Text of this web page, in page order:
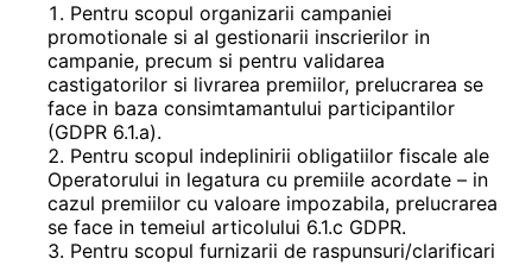
Pentru scopul organizarii campaniei
promotionale si al gestionarii inscrierilor in
campanie, precum si pentru validarea
castigatorilor si livrarea premiilor, prelucrarea se
face in baza consimtamantului participantilor
(GDPR 6.1.a).
Pentru scopul indeplinirii obligatiilor fiscale ale
Operatorului in legatura cu premiile acordate – in
cazul premiilor cu valoare impozabila, prelucrarea
se face in temeiul articolului 6.1.c GDPR.
Pentru scopul furnizarii de raspunsuri/clarificari